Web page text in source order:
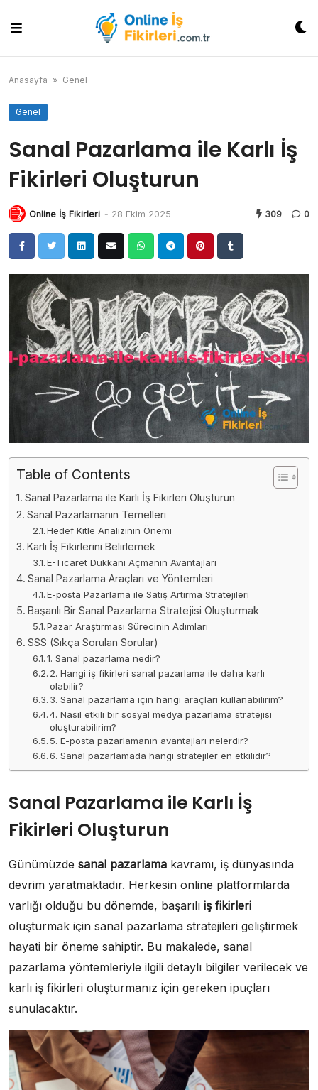
content
Anasayfa » Genel
Genel
Sanal Pazarlama ile Karlı İş
Fikirleri Oluşturun
Online İş Fikirleri - 28 Ekim 2025 309 0
Table of Contents
Sanal Pazarlama ile Karlı İş Fikirleri Oluşturun
Sanal Pazarlamanın Temelleri
Hedef Kitle Analizinin Önemi
Karlı İş Fikirlerini Belirlemek
E-Ticaret Dükkanı Açmanın Avantajları
Sanal Pazarlama Araçları ve Yöntemleri
E-posta Pazarlama ile Satış Artırma Stratejileri
Başarılı Bir Sanal Pazarlama Stratejisi Oluşturmak
Pazar Araştırması Sürecinin Adımları
SSS (Sıkça Sorulan Sorular)
1. Sanal pazarlama nedir?
2. Hangi iş fikirleri sanal pazarlama ile daha karlı
olabilir?
3. Sanal pazarlama için hangi araçları kullanabilirim?
4. Nasıl etkili bir sosyal medya pazarlama stratejisi
oluşturabilirim?
5. E-posta pazarlamanın avantajları nelerdir?
6. Sanal pazarlamada hangi stratejiler en etkilidir?
Sanal Pazarlama ile Karlı İş
Fikirleri Oluşturun
Günümüzde sanal pazarlama kavramı, iş dünyasında
devrim yaratmaktadır. Herkesin online platformlarda
varlığı olduğu bu dönemde, başarılı iş fikirleri
oluşturmak için sanal pazarlama stratejileri geliştirmek
hayati bir öneme sahiptir. Bu makalede, sanal
pazarlama yöntemleriyle ilgili detaylı bilgiler verilecek ve
karlı iş fikirleri oluşturmanız için gereken ipuçları
sunulacaktır.